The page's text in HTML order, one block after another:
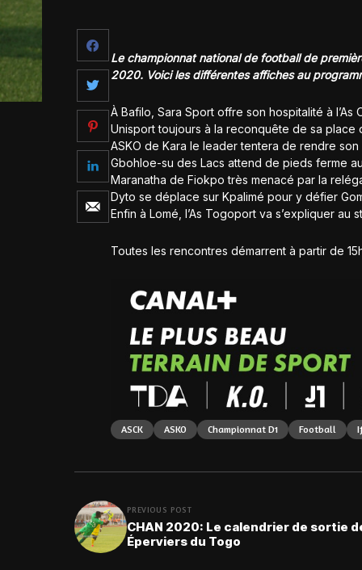
Le championnat national de football de
2020. Voici les différentes affiches au
À Bafilo, Sara Sport offre son hospitalité à l’As
Unisport toujours à la reconquête de sa place
ASKO de Kara le leader tentera de rendre
Gbohloe-su des Lacs attend de pieds ferme
Maranatha de Fiokpo très menacé par la
Dyto se déplace sur Kpalimé pour y défier
Enfin à Lomé, l’As Togoport va s’expliquer
Toutes les rencontres démarrent à partir de
ASCK ASKO Championnat D1 Football
PREVIOUS POST
CHAN 2020: Le calendrier de sortie
Éperviers du Togo